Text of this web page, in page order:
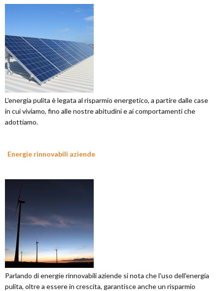
L'energia pulita è legata al risparmio energetico, a partire dalle case
in cui viviamo, fino alle nostre abitudini e ai comportamenti che
adottiamo.
Energie rinnovabili aziende
Parlando di energie rinnovabili aziende si nota che l'uso dell'energia
pulita, oltre a essere in crescita, garantisce anche un risparmio